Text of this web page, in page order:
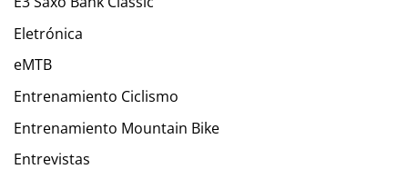
Eletrónica
eMTB
Entrenamiento Ciclismo
Entrenamiento Mountain Bike
Entrevistas